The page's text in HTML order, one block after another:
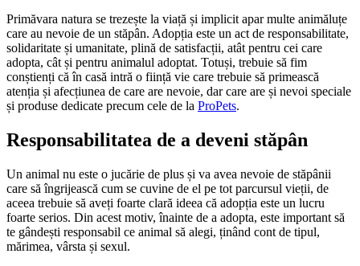
Primăvara natura se trezește la viață și implicit apar multe animăluțe
care au nevoie de un stăpân. Adopția este un act de responsabilitate,
solidaritate și umanitate, plină de satisfacții, atât pentru cei care
adopta, cât și pentru animalul adoptat. Totuși, trebuie să fim
conștienți că în casă intră o ființă vie care trebuie să primească
atenția și afecțiunea de care are nevoie, dar care are și nevoi speciale
și produse dedicate precum cele de la ProPets.
Responsabilitatea de a deveni stăpân
Un animal nu este o jucărie de plus și va avea nevoie de stăpânii
care să îngrijească cum se cuvine de el pe tot parcursul vieții, de
aceea trebuie să aveți foarte clară ideea că adopția este un lucru
foarte serios. Din acest motiv, înainte de a adopta, este important să
te gândești responsabil ce animal să alegi, ținând cont de tipul,
mărimea, vârsta și sexul.